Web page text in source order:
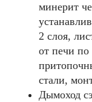
минерит
2 слоя,
от печи
стали,
Дымоход